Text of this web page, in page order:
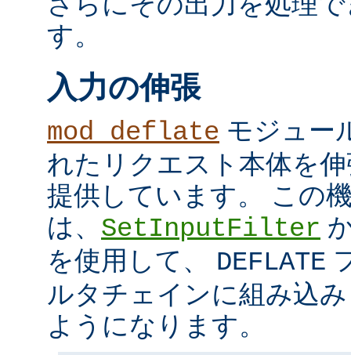
す。
入力の伸張
mod_deflate モジュー
れたリクエスト本体を
提供しています。 この
は、 SetInputFilter
を使用して、 DEFLATE
ルタチェインに組み込
ようになります。